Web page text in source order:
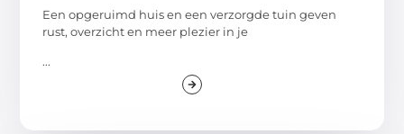
Een opgeruimd huis en een verzorgde tuin geven
rust, overzicht en meer plezier in je
...